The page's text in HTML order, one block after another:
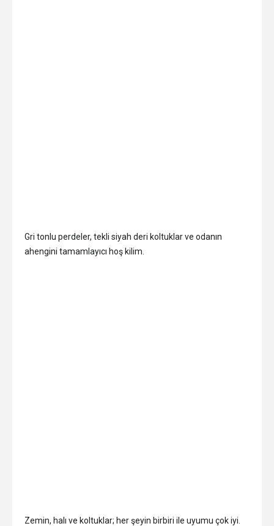
Gri tonlu perdeler, tekli siyah deri koltuklar ve odanın
ahengini tamamlayıcı hoş kilim.
Zemin, halı ve koltuklar; her şeyin birbiri ile uyumu çok iyi.